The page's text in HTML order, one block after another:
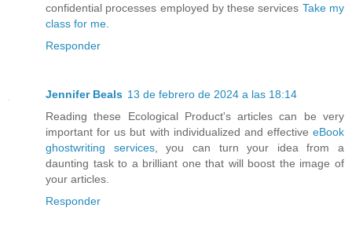
confidential processes employed by these services Take my
class for me
Responder
Jennifer Beals 13 de febrero de 2024 a las 18:14
Reading these Ecological Product's articles can be very
important for us but with individualized and effective eBook
ghostwriting services, you can turn your idea from a
daunting task to a brilliant one that will boost the image of
your articles.
Responder